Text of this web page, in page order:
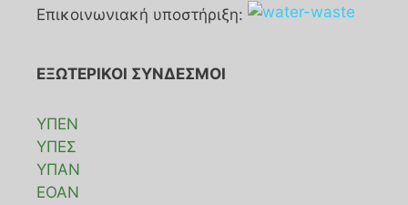
Επικοινωνιακή υποστήριξη:
ΕΞΩΤΕΡΙΚΟΙ ΣΥΝΔΕΣΜΟΙ
ΥΠΕΝ
ΥΠΕΣ
ΥΠΑΝ
ΕΟΑΝ